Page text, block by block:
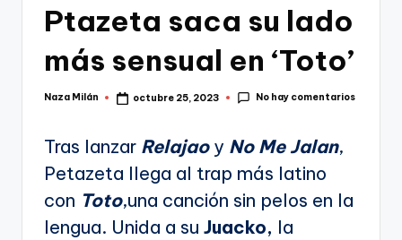
Ptazeta saca su lado
más sensual en ‘Toto’
Publicado
Naza Milán octubre 25, 2023 No hay comentarios
Tras lanzar Relajao y No Me Jalan,
Petazeta llega al trap más latino
con Toto,una canción sin pelos en la
lengua. Unida a su Juacko, la